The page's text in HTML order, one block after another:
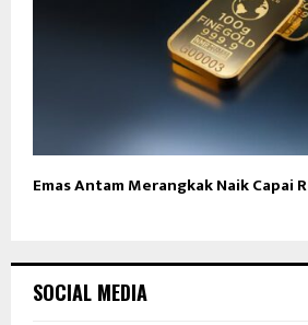
Emas Antam Merangkak Naik Capai
SOCIAL MEDIA